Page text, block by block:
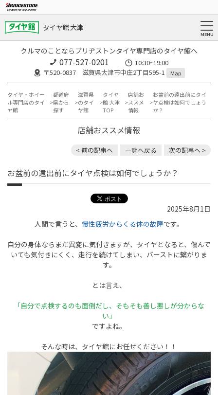
タイヤ館 大津
クルマのことならブリヂストンタイヤ専門店のタイヤ館へ
077-527-0201
10:30~19:00
〒520-0837 滋賀県大津市中庄2丁目595-1
Map
タイヤ・ホイー
ル専門店のタイ
ヤ館
都道府
県から
探す
滋賀県
のタイ
ヤ館
タイヤ
館 大津
TOP
店舗お
ススメ
情報
お盆前の遠出前にタイ
ヤ点検は如何でしょう
か？
店舗おススメ情報
< 前の記事へ 一覧へ戻る 次の記事へ >
お盆前の遠出前にタイヤ点検は如何でしょうか？
2025年8月1日
人間で言うと、 慢性疲労からくる体の故障です。
自分の身体ならまだ異変に気付きますが、タイヤとなると、傷んで
いても気付きにくく、走行を続けてしまい、バーストに繋がりま
す。
とは言え、
「自分で点検するのも面倒だし、そもそも善し悪しが分からな
い」
ですよね。
そんな時は、タイヤ館にお任せください！！